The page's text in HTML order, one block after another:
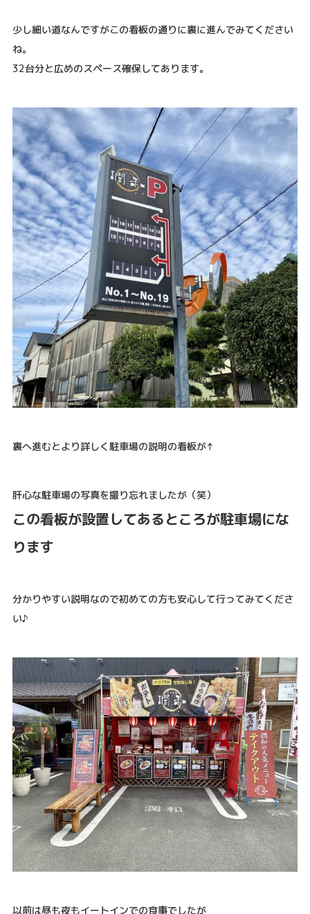
少し細い道なんですがこの看板の通りに裏に進んでみてください
ね。
32台分と広めのスペース確保してあります。
裏へ進むとより詳しく駐車場の説明の看板が↑
肝心な駐車場の写真を撮り忘れましたが（笑）
この看板が設置してあるところが駐車場にな
ります
分かりやすい説明なので初めての方も安心して行ってみてくださ
い♪
以前は昼も夜もイートインでの食事でしたが